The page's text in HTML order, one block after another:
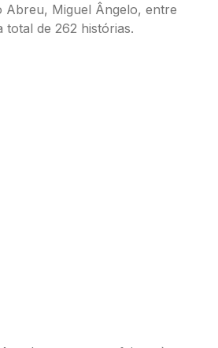
Abreu, Miguel Ângelo, entre
de 262 histórias.